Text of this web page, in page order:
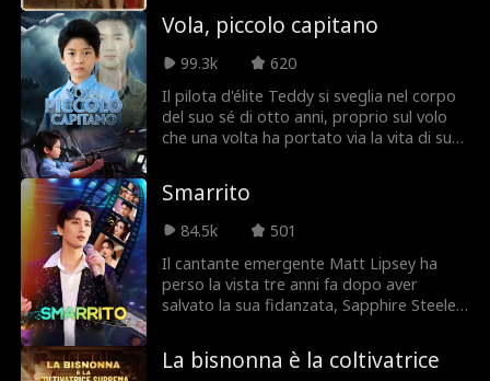
definito dai suoi successi.
origini e la sottoponeva a continui
maltrattamenti. Incapace di sopportarlo
oltre, Karol se ne andò e incontrò Theo
Lipsey, un veterano disabile. Con il
sostegno di Theo, Karol proseguì gli
studi, affinò le sue abilità nel cucito e alla
fine fondò la propria fabbrica di
guarirono gradualmente.
Vola, piccolo capitano
99.3k
620
Il pilota d'élite Teddy si sveglia nel corpo
del suo sé di otto anni, proprio sul volo
che una volta ha portato via la vita di suo
privo di sensi e centinaia di vite in bilico,
Teddy deve usare la sua mente adulta nel
corpo di un bambino per cambiare il
destino e salvare tutti prima che la storia
si ripeta.
Smarrito
84.5k
501
Il cantante emergente Matt Lipsey ha
perso la vista tre anni fa dopo aver
salvato la sua fidanzata, Sapphire Steele,
sua sorella Ruth, è stato costretto a
diventare un cantante sostituto per Neal
La bisnonna è la coltivatrice